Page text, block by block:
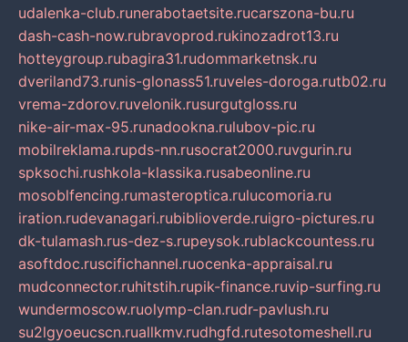
udalenka-club.runerabotaetsite.rucarszona-bu.ru
dash-cash-now.rubravoprod.rukinozadrot13.ru
hotteygroup.rubagira31.rudommarketnsk.ru
dveriland73.runis-glonass51.ruveles-doroga.rutb02.ru
vrema-zdorov.ruvelonik.rusurgutgloss.ru
nike-air-max-95.runadookna.rulubov-pic.ru
mobilreklama.rupds-nn.rusocrat2000.ruvgurin.ru
spksochi.rushkola-klassika.rusabeonline.ru
mosoblfencing.rumasteroptica.rulucomoria.ru
iration.rudevanagari.rubiblioverde.ruigro-pictures.ru
dk-tulamash.rus-dez-s.rupeysok.rublackcountess.ru
asoftdoc.ruscifichannel.ruocenka-appraisal.ru
mudconnector.ruhitstih.rupik-finance.ruvip-surfing.ru
wundermoscow.ruolymp-clan.rudr-pavlush.ru
su2lgyoeucscn.ruallkmv.rudhgfd.rutesotomeshell.ru